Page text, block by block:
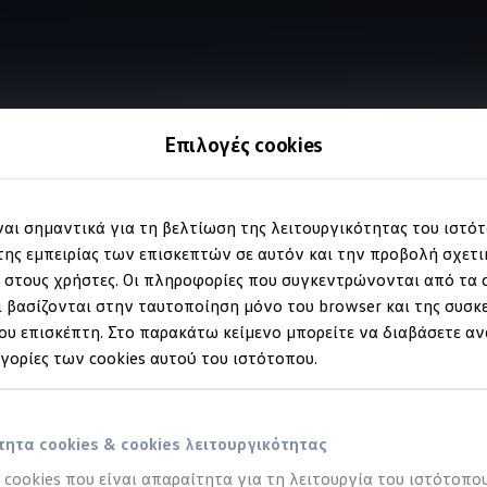
Επιλογές cookies
σημαντικά για τη βελτίωση της λειτουργικότητας του
εμπειρίας των επισκεπτών σε αυτόν και την προβολή
χρήστες. Οι πληροφορίες που συγκεντρώνονται από τα
βασίζονται στην ταυτοποίηση μόνο του browser και της
επισκέπτη. Στο παρακάτω κείμενο μπορείτε να διαβάσετε
των cookies αυτού του ιστότοπου.
cookies & cookies λειτουργικότητας
cookies που είναι απαραίτητα για τη λειτουργία του
. Διπλή οδηγική